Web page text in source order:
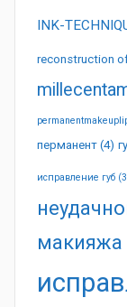
INK-
reconstruction
перманент (4)
исправление губ
макияжа